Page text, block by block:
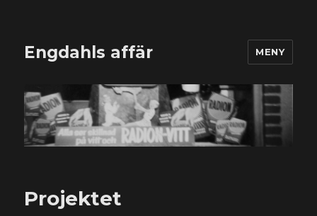
Engdahls affär MENY
Projektet